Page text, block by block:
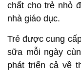
chất cho trẻ nhỏ
nhà giáo dục.
Trẻ được cung
sữa mỗi ngày
phát triển cả về